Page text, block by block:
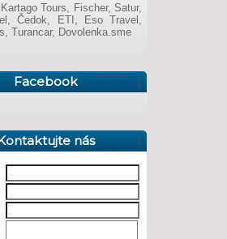
Tours, Fischer, Satur,
Čedok, ETI, Eso Travel,
Turancar, Dovolenka.sme
Facebook
nás